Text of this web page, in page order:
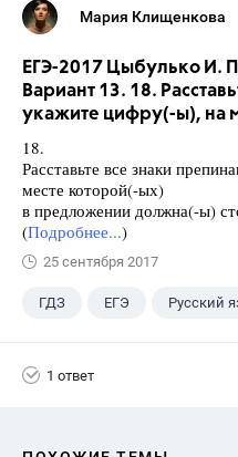
Мария Клищенкова
ЕГЭ-2017 Цыбулько И.
Вариант 13. 18.
укажите цифру(-ы), на
18.
Расставьте все знаки
месте которой(-ых)
в предложении должна(-ы)
(Подробнее...)
25 сентября 2017
ГДЗ ЕГЭ Русский
1 ответ